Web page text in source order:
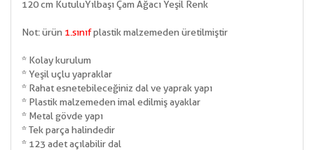
120 cm Kutulu Yılbaşı Çam Ağacı Yeşil Renk
Not: ürün 1.sınıfplastik malzemeden üretilmiştir
* Kolay kurulum
* Yeşil uçlu yapraklar
* Rahat esnetebileceğiniz dal ve yaprak yapı
* Plastik malzemeden imal edilmiş ayaklar
* Metal gövde yapı
* Tek parça halindedir
* 123 adet açılabilir dal